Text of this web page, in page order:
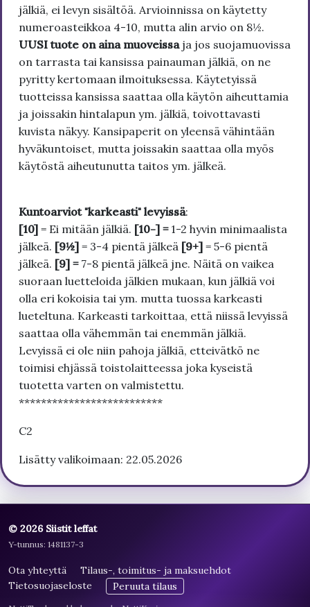
jälkiä, ei levyn sisältöä. Arvioinnissa on käytetty
numeroasteikkoa 4-10, mutta alin arvio on 8½.
UUSI tuote on aina muoveissa ja jos suojamuovissa
on tarrasta tai kansissa painauman jälkiä, on ne
pyritty kertomaan ilmoituksessa. Käytetyissä
tuotteissa kansissa saattaa olla käytön aiheuttamia
ja joissakin hintalapun ym. jälkiä, toivottavasti
kuvista näkyy. Kansipaperit on yleensä vähintään
hyväkuntoiset, mutta joissakin saattaa olla myös
käytöstä aiheutunutta taitos ym. jälkeä.
Kuntoarviot "karkeasti" levyissä:
[10] = Ei mitään jälkiä. [10-] = 1-2 hyvin minimaalista
jälkeä. [9½] = 3-4 pientä jälkeä [9+] = 5-6 pientä
jälkeä. [9] = 7-8 pientä jälkeä jne. Näitä on vaikea
suoraan luetteloida jälkien mukaan, kun jälkiä voi
olla eri kokoisia tai ym. mutta tuossa karkeasti
lueteltuna. Karkeasti tarkoittaa, että niissä levyissä
saattaa olla vähemmän tai enemmän jälkiä.
Levyissä ei ole niin pahoja jälkiä, etteivätkö ne
toimisi ehjässä toistolaitteessa joka kyseistä
tuotetta varten on valmistettu.
**************************
C2
Lisätty valikoimaan: 22.05.2026
© 2026 Siistit leffat
Y-tunnus: 1481137-3
Ota yhteyttä
Tilaus-, toimitus- ja maksuehdot
Tietosuojaseloste
Peruuta tilaus